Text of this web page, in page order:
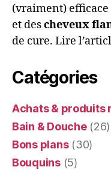
(vraiment)
et descheveux
de cure. Lire
Catégories
Achats & produits
Bain & Douche(26)
Bons plans(30)
Bouquins(5)